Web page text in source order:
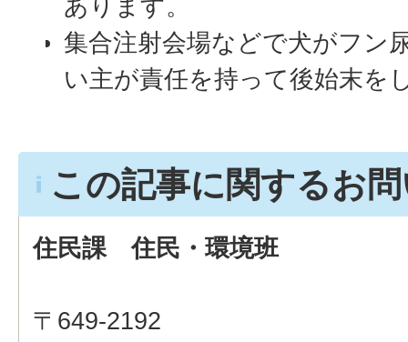
あります。
集合注射会場などで犬がフン
い主が責任を持って後始末を
この記事に関するお
住民課 住民・環境班
〒649-2192